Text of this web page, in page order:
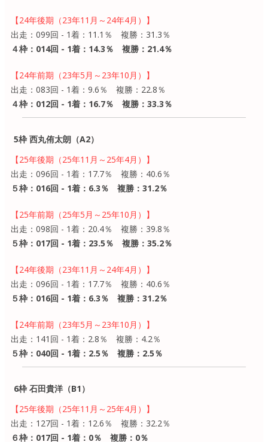
【24年後期（23年11月～24年4月）】
出走：099回 - 1着：11.1％ 複勝：31.3％
４枠：014回 - 1着：14.3％ 複勝：21.4％
【24年前期（23年5月～23年10月）】
出走：083回 - 1着：9.6％ 複勝：22.8％
４枠：012回 - 1着：16.7％ 複勝：33.3％
5枠 西丸侑太朗（A2）
【25年後期（25年11月～25年4月）】
出走：096回 - 1着：17.7％ 複勝：40.6％
５枠：016回 - 1着：6.3％ 複勝：31.2％
【25年前期（25年5月～25年10月）】
出走：098回 - 1着：20.4％ 複勝：39.8％
５枠：017回 - 1着：23.5％ 複勝：35.2％
【24年後期（23年11月～24年4月）】
出走：096回 - 1着：17.7％ 複勝：40.6％
５枠：016回 - 1着：6.3％ 複勝：31.2％
【24年前期（23年5月～23年10月）】
出走：141回 - 1着：2.8％ 複勝：4.2％
５枠：040回 - 1着：2.5％ 複勝：2.5％
6枠 石田貴洋（B1）
【25年後期（25年11月～25年4月）】
出走：127回 - 1着：12.6％ 複勝：32.2％
６枠：017回 - 1着：0％ 複勝：0％